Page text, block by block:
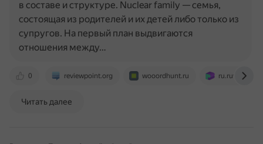
0 reviewpoint.org wooordhunt.ru ru.ruwiki.ru
в составе и структуре. Nuclear family — семья,
состоящая из родителей и их детей либо только из
супругов. На первый план выдвигаются
отношения между…
Читать далее